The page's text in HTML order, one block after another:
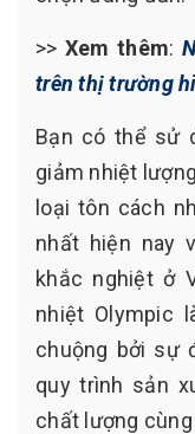
>> Xem thêm:
trên thị trường
Bạn có thể sử
giảm nhiệt
loại tôn cách
nhất hiện nay
khắc nghiệt ở
nhiệt Olympic
chuộng bởi sự
quy trình sản
chất lượng cùng